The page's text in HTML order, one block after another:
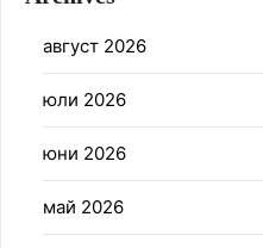
август 2026
юли 2026
юни 2026
май 2026